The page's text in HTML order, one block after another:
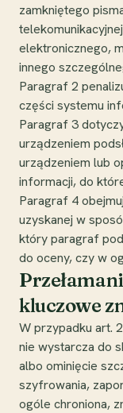
zamkniętego
elektronicznego,
innego
Paragraf 2
części systemu
Paragraf 3
urządzeniem
urządzeniem lub
informacji, do
Paragraf 4
uzyskanej w
który paragraf
do oceny, czy w
kluczowe
W przypadku art.
nie wystarcza do
albo ominięcie
szyfrowania,
ogóle chroniona,